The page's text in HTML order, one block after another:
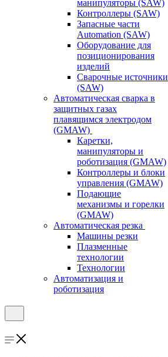
манипуляторы (SAW)
Контроллеры (SAW)
Запасные части
Automation (SAW)
Оборудование для
позиционирования
изделий
Сварочные источники
(SAW)
Автоматическая сварка в
защитных газах
плавящимся электродом
(GMAW)
Каретки,
манипуляторы и
роботизация (GMAW)
Контроллеры и блоки
управления (GMAW)
Подающие
механизмы и горелки
(GMAW)
Автоматическая резка
Машины резки
Плазменные
технологии
Технологии
Автоматизация и
роботизация